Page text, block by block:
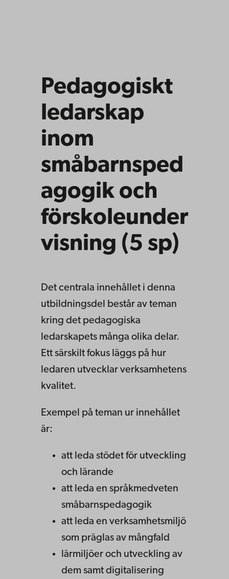
Pedagogiskt
ledarskap
inom
småbarnsped
agogik och
förskoleunder
visning (5 sp)
Det centrala innehållet i denna
utbildningsdel består av teman
kring det pedagogiska
ledarskapets många olika delar.
Ett särskilt fokus läggs på hur
ledaren utvecklar verksamhetens
kvalitet.
Exempel på teman ur innehållet
är:
att leda stödet för utveckling
och lärande
att leda en språkmedveten
småbarnspedagogik
att leda en verksamhetsmiljö
som präglas av mångfald
lärmiljöer och utveckling av
dem samt digitalisering